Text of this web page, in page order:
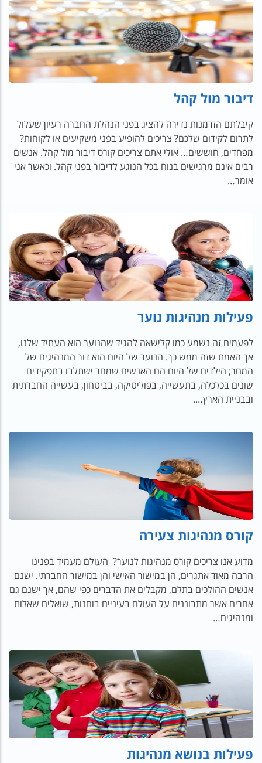
דיבור מול קהל
קיבלתם הזדמנות נדירה להציג בפני הנהלת החברה רעיון שעלול
לתרום לקידום שלכם? צריכים להופיע בפני משקיעים או לקוחות?
מפחדים, חוששים… אולי אתם צריכים קורס דיבור מול קהל. אנשים
רבים אינם מרגישים בנוח בכל הנוגע לדיבור בפני קהל. וכאשר אני
אומר…
פעילות מנהיגות נוער
לפעמים זה נשמע כמו קלישאה להגיד שהנוער הוא העתיד שלנו,
אך האמת שזה ממש כך. הנוער של היום הוא דור המנהיגים של
המחר; הילדים של היום הם האנשים שמחר ישתלבו בתפקידים
שונים בכלכלה, בתעשייה, בפוליטיקה, בביטחון, בעשייה החברתית
ובבניית הארץ….
קורס מנהיגות צעירה
מדוע אנו צריכים קורס מנהיגות לנוער? העולם מעמיד בפנינו
הרבה מאוד אתגרים, הן במישור האישי והן במישור החברתי. ישנם
אנשים ההולכים בתלם, מקבלים את הדברים כפי שהם, אך ישנם גם
אחרים אשר מתבוננים על העולם בעיניים בוחנות, שואלים שאלות
ומנהיגים…
פעילות בנושא מנהיגות